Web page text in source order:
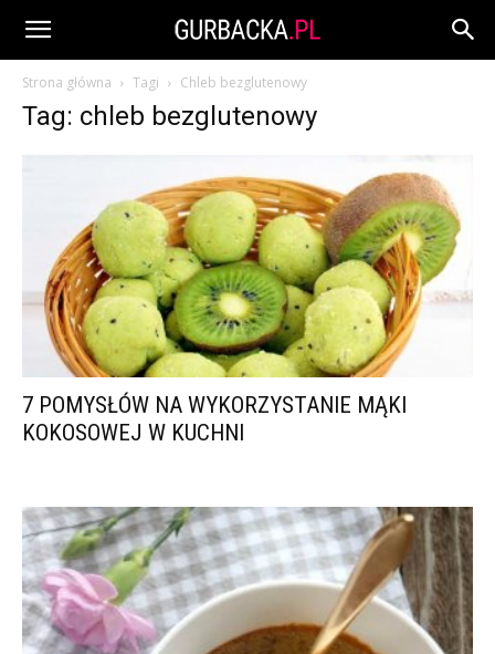
Strona główna Tagi Chleb bezglutenowy
Tag: chleb bezglutenowy
7 POMYSŁÓW NA WYKORZYSTANIE MĄKI
KOKOSOWEJ W KUCHNI